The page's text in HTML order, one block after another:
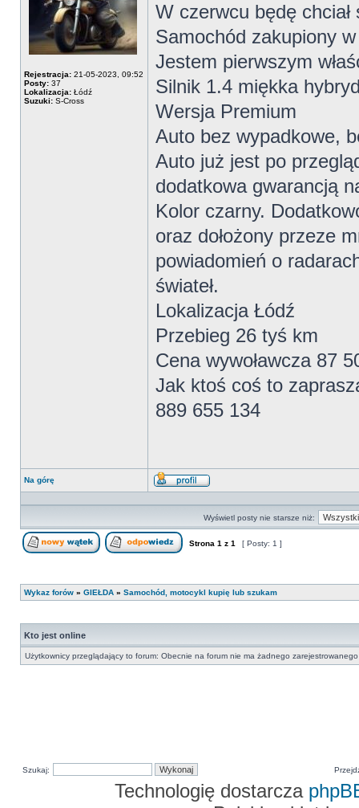
Rejestracja: 21-05-2023, 09:52
Posty: 37
Lokalizacja: Łódź
Suzuki: S-Cross
W czerwcu będę
Samochód zakupiony
Jestem pierwszym
Silnik 1.4 miękka
Wersja Premium
Auto bez wypadkowe,
Auto już jest po
dodatkowa gwarancją
Kolor czarny.
oraz dołożony przeze
powiadomień o
świateł.
Lokalizacja Łódź
Przebieg 26 tyś km
Cena wywoławcza 87
Jak ktoś coś to
889 655 134
Na górę
Wyświetl
Wyświetl posty nie starsze niż:
Strona 1 z 1 [ Posty: 1 ]
Wykaz forów » GIEŁDA » Samochód, motocykl kupię lub szukam
Kto jest online
Użytkownicy przeglądający to forum: Obecnie na forum nie ma żadnego
Szukaj:
Technologię dostarcza